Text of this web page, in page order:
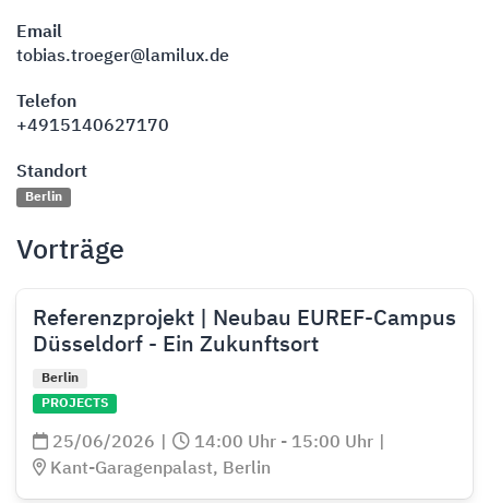
Email
tobias.troeger@lamilux.de
Telefon
+4915140627170
Standort
Berlin
Vorträge
Referenzprojekt | Neubau EUREF-Campus
Düsseldorf - Ein Zukunftsort
Berlin
PROJECTS
25/06/2026 14:00 Uhr - 15:00 Uhr
Kant-Garagenpalast, Berlin